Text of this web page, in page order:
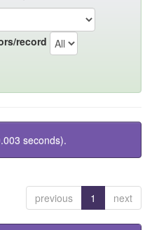
record
seconds).
previous 1 next